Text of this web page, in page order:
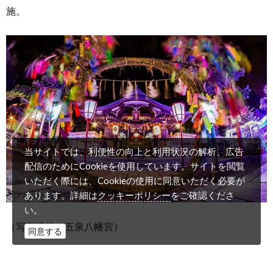
施。
（写真提供：五泉八幡宮）
当サイトでは、利便性の向上と利用状況の解析、広告
配信のためにCookieを使用しています。サイトを閲覧
いただく際には、Cookieの使用に同意いただく必要が
あります。詳細はクッキーポリシーをご確認くださ
い。
同意する